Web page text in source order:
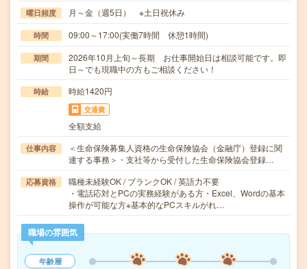
曜日頻度 月～金（週5日） ※土日祝休み
時間 09:00～17:00(実働7時間 休憩1時間)
期間
2026年10月上旬～長期 お仕事開始日は相談可能です。即
日～でも現職中の方もご相談ください！
時給 時給1420円
交通費
全額支給
仕事内容
＜生命保険募集人資格の生命保険協会（金融庁）登録に関
連する事務＞・支社等から受付した生命保険協会登録…
応募資格
職種未経験OK / ブランクOK / 英語力不要
・電話応対とPCの実務経験がある方・Excel、Wordの基本
操作が可能な方※基本的なPCスキルがれ…
職場の雰囲気
年齢層